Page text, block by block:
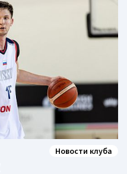
Новости клуба